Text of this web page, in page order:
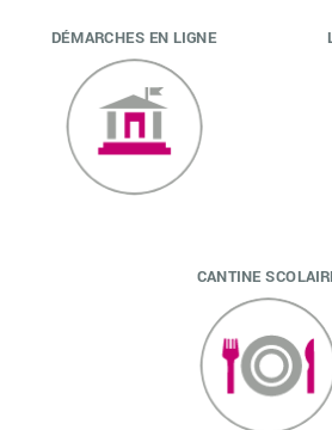
DÉMARCHES EN LIGNE
CANTINE